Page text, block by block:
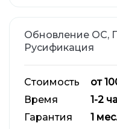
Обновление ОС,
Русификация
Стоимость от
Время
1-2
Гарантия
1 мес.